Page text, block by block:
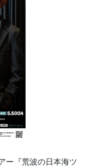
ー『荒波の日本海ツ